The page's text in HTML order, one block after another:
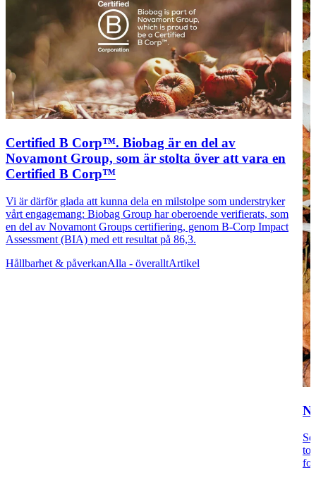
Certified B Corp™. Biobag är en del av
Novamont Group, som är stolta över att vara en
Certified B Corp™
Vi är därför glada att kunna dela en milstolpe som understryker
vårt engagemang: Biobag Group har oberoende verifierats, som
en del av Novamont Groups certifiering, genom B-Corp Impact
Assessment (BIA) med ett resultat på 86,3.
Hållbarhet & påverkanAlla - överalltArtikel